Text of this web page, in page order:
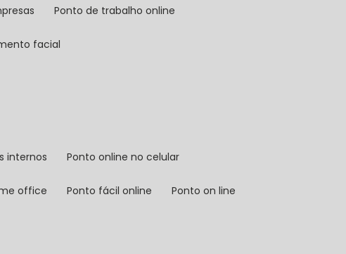
ponto de trabalho online
facial
internos ponto online no celular
office ponto fácil online ponto on line